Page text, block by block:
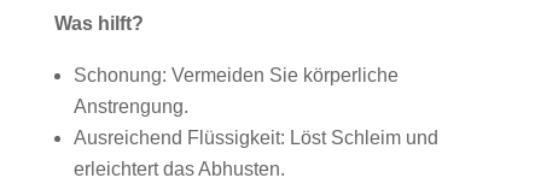
Was hilft?
Schonung: Vermeiden Sie körperliche
Anstrengung.
Ausreichend Flüssigkeit: Löst Schleim und
erleichtert das Abhusten.